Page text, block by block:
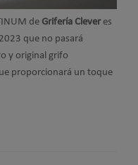
de Grifería Cleveres
que no pasará
y original grifo
proporcionará un toque